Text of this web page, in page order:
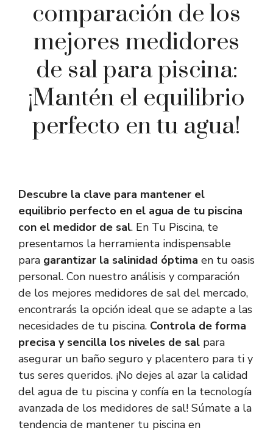
comparación de los
mejores medidores
de sal para piscina:
¡Mantén el equilibrio
perfecto en tu agua!
Descubre la clave para mantener el
equilibrio perfecto en el agua de tu piscina
con el medidor de sal. En Tu Piscina, te
presentamos la herramienta indispensable
para garantizar la salinidad óptima en tu oasis
personal. Con nuestro análisis y comparación
de los mejores medidores de sal del mercado,
encontrarás la opción ideal que se adapte a las
necesidades de tu piscina. Controla de forma
precisa y sencilla los niveles de sal para
asegurar un baño seguro y placentero para ti y
tus seres queridos. ¡No dejes al azar la calidad
del agua de tu piscina y confía en la tecnología
avanzada de los medidores de sal! Súmate a la
tendencia de mantener tu piscina en